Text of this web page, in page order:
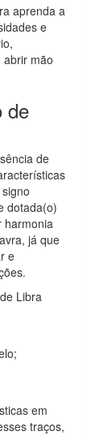
aprenda a
e
abrir mão
de
de
dotada(o)
harmonia
já que
e
Libra
em
traços,